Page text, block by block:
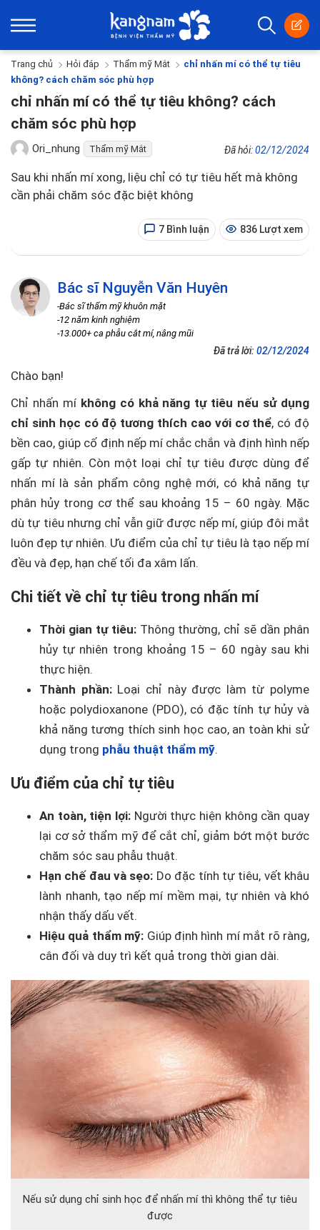
Trang chủ Hỏi đáp Thẩm mỹ Mắt
chỉ nhấn mí có thể tự tiêu
không? cách chăm sóc phù hợp
chỉ nhấn mí có thể tự tiêu không? cách
chăm sóc phù hợp
Ori_nhung Thẩm mỹ Mắt Đã hỏi:02/12/2024
Sau khi nhấn mí xong, liệu chỉ có tự tiêu hết mà không
cần phải chăm sóc đặc biệt không
7 Bình luận 836 Lượt xem
Bác sĩ Nguyễn Văn Huyên
-Bác sĩ thẩm mỹ khuôn mặt
-12 năm kinh nghiệm
-13.000+ ca phẫu cắt mí, nâng mũi
Đã trả lời: 02/12/2024
Chào bạn!
Chỉ nhấn mí không có khả năng tự tiêu nếu sử dụng
chỉ sinh học có độ tương thích cao với cơ thể, có độ
bền cao, giúp cố định nếp mí chắc chắn và định hình nếp
gấp tự nhiên. Còn một loại chỉ tự tiêu được dùng để
nhấn mí là sản phẩm công nghệ mới, có khả năng tự
phân hủy trong cơ thể sau khoảng 15 – 60 ngày. Mặc
dù tự tiêu nhưng chỉ vẫn giữ được nếp mí, giúp đôi mắt
luôn đẹp tự nhiên. Ưu điểm của chỉ tự tiêu là tạo nếp mí
đều và đẹp, hạn chế tối đa xâm lấn.
Chi tiết về chỉ tự tiêu trong nhấn mí
Thời gian tự tiêu:Thông thường, chỉ sẽ dần phân
hủy tự nhiên trong khoảng 15 – 60 ngày sau khi
thực hiện.
Thành phần:Loại chỉ này được làm từ polyme
hoặc polydioxanone (PDO), có đặc tính tự hủy và
khả năng tương thích sinh học cao, an toàn khi sử
dụng trong phẫu thuật thẩm mỹ.
Ưu điểm của chỉ tự tiêu
An toàn, tiện lợi: Người thực hiện không cần quay
lại cơ sở thẩm mỹ để cắt chỉ, giảm bớt một bước
chăm sóc sau phẫu thuật.
Hạn chế đau và sẹo: Do đặc tính tự tiêu, vết khâu
lành nhanh, tạo nếp mí mềm mại, tự nhiên và khó
nhận thấy dấu vết.
Hiệu quả thẩm mỹ: Giúp định hình mí mắt rõ ràng,
cân đối và duy trì kết quả trong thời gian dài.
Nếu sử dụng chỉ sinh học để nhấn mí thì không thể tự tiêu
được